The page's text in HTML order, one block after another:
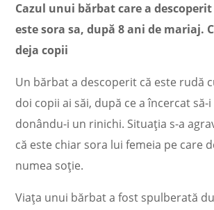
Cazul unui bărbat care a
este sora sa, după 8 ani de mariaj.
deja copii
Un bărbat a descoperit că este rudă
doi copii ai săi, după ce a încercat să-i
donându-i un rinichi. Situația s-a
că este chiar sora lui femeia pe care
numea soție.
Viața unui bărbat a fost spulberată